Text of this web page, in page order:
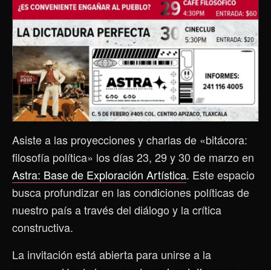
Asiste a las proyecciones y charlas de «bitácora:
filosofía política» los días 23, 29 y 30 de marzo en
Astra: Base de Exploración Artística. Este espacio
busca profundizar en las condiciones políticas de
nuestro país a través del diálogo y la crítica
constructiva.
La invitación está abierta para unirse a la